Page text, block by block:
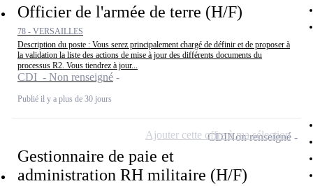
Officier de l'armée de terre (H/F)
78 - VERSAILLES
Description du poste : Vous serez principalement chargé de définir et de proposer à
la validation la liste des actions de mise à jour des différents documents du
processus R2. Vous tiendrez à jour...
CDI - Non renseigné
Publié il y a plus de 30 jours
Gestionnaire de paie et
administration RH militaire (H/F)
CDINon renseigné
Ajouter cette offre à ma sélection